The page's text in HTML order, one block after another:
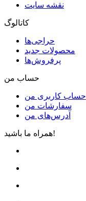
نقشه سایت
کاتالوگ
حراجی‌ها
محصولات جدید
پرفروش‌ها
حساب من
حساب کاربری من
سفارشات من
آدرس‌های من
همراه ما باشید!